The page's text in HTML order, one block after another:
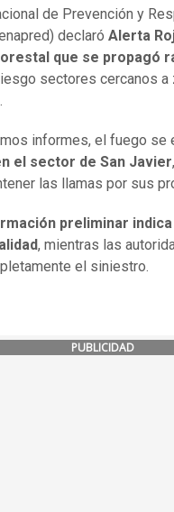
de Prevención y
declaró Alerta
que se propagó
sectores cercanos a
informes, el fuego se
el sector de San Javier
las llamas por sus
preliminar
, mientras las
el siniestro.
PUBLICIDAD